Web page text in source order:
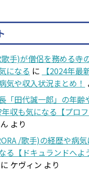
手)が僧侶を務める寺
になる に
【2024年最
気や収入状況まとめ！
「田代誠一郎」の年
収も気になる【プロフ
より
/歌手)の経歴や病
る【ドキュランドへよ
に ケヴィン より